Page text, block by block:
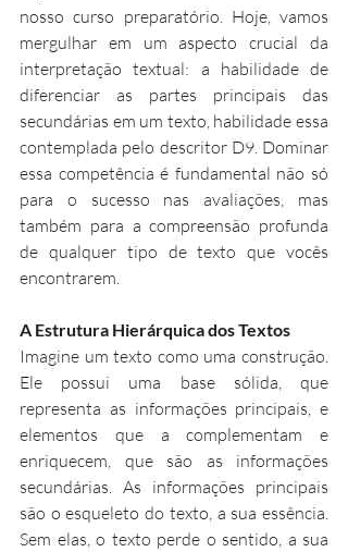
nosso curso preparatório. Hoje, vamos
mergulhar em um aspecto crucial da
interpretação textual: a habilidade de
diferenciar as partes principais das
secundárias em um texto, habilidade essa
contemplada pelo descritor D9. Dominar
essa competência é fundamental não só
para o sucesso nas avaliações, mas
também para a compreensão profunda
de qualquer tipo de texto que vocês
encontrarem.
A Estrutura Hierárquica dos Textos
Imagine um texto como uma construção.
Ele possui uma base sólida, que
representa as informações principais, e
elementos que a complementam e
enriquecem, que são as informações
secundárias. As informações principais
são o esqueleto do texto, a sua essência.
Sem elas, o texto perde o sentido, a sua